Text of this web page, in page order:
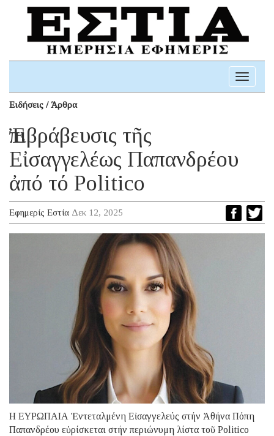
Toggle
Ειδήσεις / Άρθρα
Ἐπιβράβευσις τῆς
Εἰσαγγελέως Παπανδρέου
ἀπό τό Politico
Εφημερίς Εστία Δεκ 12, 2025
Η ΕΥΡΩΠΑΙΑ Ἐντεταλμένη Εἰσαγγελεύς στήν Ἀθήνα Πόπη
Παπανδρέου εὑρίσκεται στήν περιώνυμη λίστα τοῦ Politico